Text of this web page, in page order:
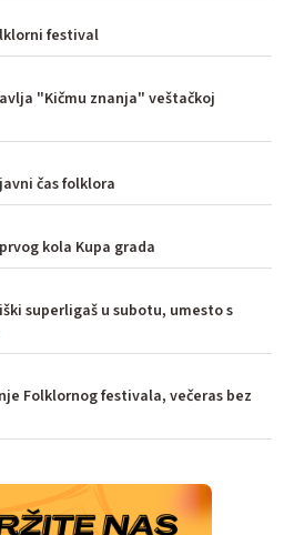
festival
"Kičmu znanja" veštačkoj
čas folklora
kola Kupa grada
superligaš u subotu, umesto s
Folklornog festivala, večeras bez